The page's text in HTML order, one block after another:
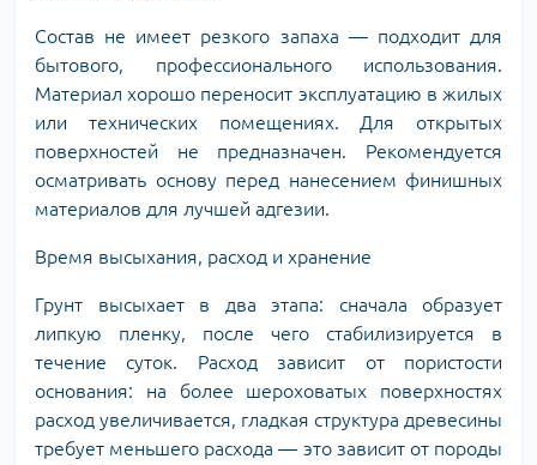
Состав не имеет резкого запаха — подходит для
бытового, профессионального использования.
Материал хорошо переносит эксплуатацию в жилых
или технических помещениях. Для открытых
поверхностей не предназначен. Рекомендуется
осматривать основу перед нанесением финишных
материалов для лучшей адгезии.
Время высыхания, расход и хранение
Грунт высыхает в два этапа: сначала образует
липкую пленку, после чего стабилизируется в
течение суток. Расход зависит от пористости
основания: на более шероховатых поверхностях
расход увеличивается, гладкая структура древесины
требует меньшего расхода — это зависит от породы